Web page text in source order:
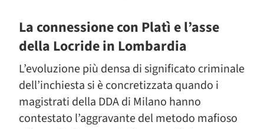
La connessione con Platì e l’asse
della Locride in Lombardia
L’evoluzione più densa di significato criminale
dell’inchiesta si è concretizzata quando i
magistrati della DDA di Milano hanno
contestato l’aggravante del metodo mafioso